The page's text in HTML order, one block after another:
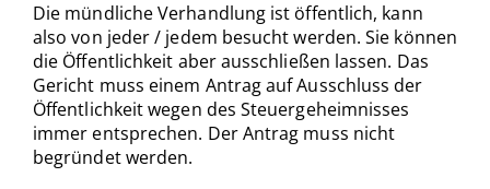
Die mündliche Verhandlung ist öffentlich, kann
also von jeder / jedem besucht werden. Sie können
die Öffentlichkeit aber ausschließen lassen. Das
Gericht muss einem Antrag auf Ausschluss der
Öffentlichkeit wegen des Steuergeheimnisses
immer entsprechen. Der Antrag muss nicht
begründet werden.